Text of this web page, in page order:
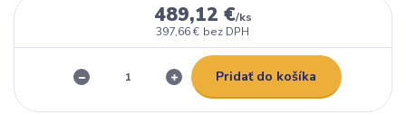
489,12 €/ks
397,66 € bez DPH
Pridať do košíka